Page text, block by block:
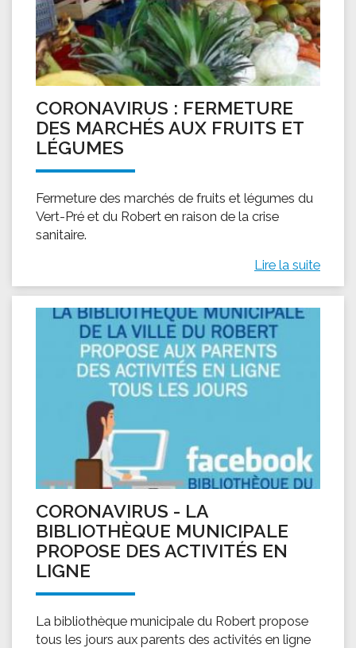
CORONAVIRUS : FERMETURE
DES MARCHÉS AUX FRUITS ET
LÉGUMES
Fermeture des marchés de fruits et légumes du
Vert-Pré et du Robert en raison de la crise
sanitaire.
Lire la suite
CORONAVIRUS - LA
BIBLIOTHÈQUE MUNICIPALE
PROPOSE DES ACTIVITÉS EN
LIGNE
La bibliothèque municipale du Robert propose
tous les jours aux parents des activités en ligne